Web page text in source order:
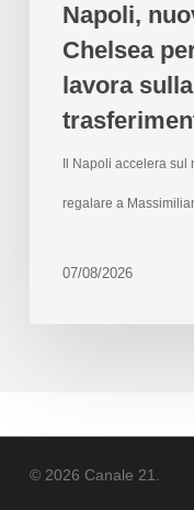
Napoli,
Chelsea
lavora
Il Napoli accelera
regalare a
07/08/2026
© 2026 Canale 21.